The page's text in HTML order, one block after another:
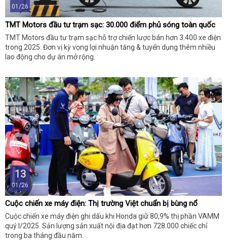
01/26
TMT Motors đầu tư trạm sạc: 30.000 điểm phủ sóng toàn quốc
TMT Motors đầu tư trạm sạc hỗ trợ chiến lược bán hơn 3.400 xe điện
trong 2025. Đơn vị kỳ vọng lợi nhuận tăng & tuyển dụng thêm nhiều
lao động cho dự án mở rộng.
13
01/26
Cuộc chiến xe máy điện: Thị trường Việt chuẩn bị bùng nổ
Cuộc chiến xe máy điện ghi dấu khi Honda giữ 80,9% thị phần VAMM
quý I/2025. Sản lượng sản xuất nội địa đạt hơn 728.000 chiếc chỉ
trong ba tháng đầu năm.